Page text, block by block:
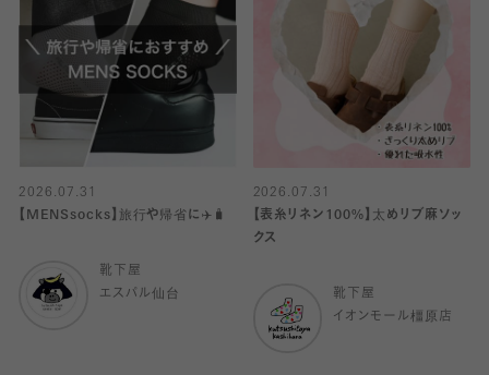
2026.07.31
【MENSsocks】旅行や帰省に✈️🧳
靴下屋
エスパル仙台
2026.07.31
【表糸リネン100%】太めリブ麻ソッ
クス
靴下屋
イオンモール橿原店